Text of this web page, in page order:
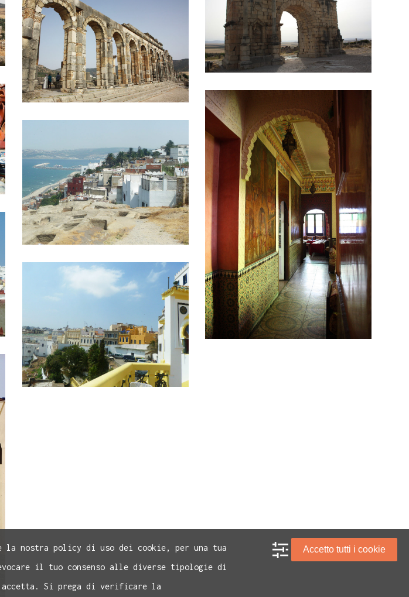
nostra policy di uso dei cookie, per una tua
il tuo consenso alle diverse tipologie di
accetta. Si prega di verificare la
Accetto tutti i cookie